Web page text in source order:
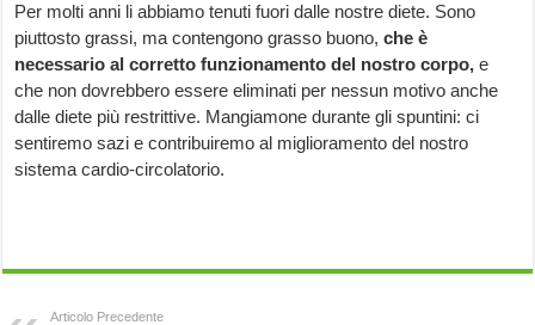
Per molti anni li abbiamo tenuti fuori dalle nostre diete. Sono
piuttosto grassi, ma contengono grasso buono,che è
necessario al corretto funzionamento del nostro corpo,e
che non dovrebbero essere eliminati per nessun motivo anche
dalle diete più restrittive. Mangiamone durante gli spuntini: ci
sentiremo sazi e contribuiremo al miglioramento del nostro
sistema cardio-circolatorio.
Articolo Precedente